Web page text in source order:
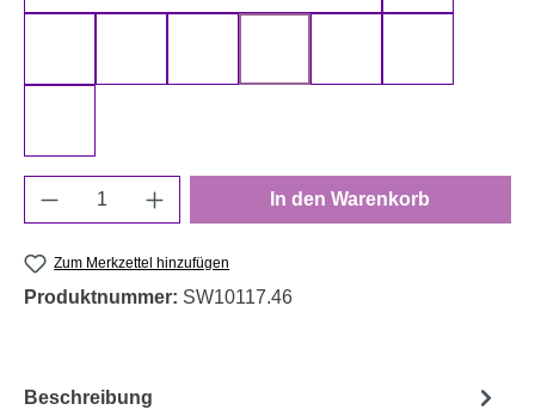
Produkt Anzahl: Gib den gewünschten
In den Warenkorb
Zum Merkzettel hinzufügen
Produktnummer: SW10117.46
Beschreibung